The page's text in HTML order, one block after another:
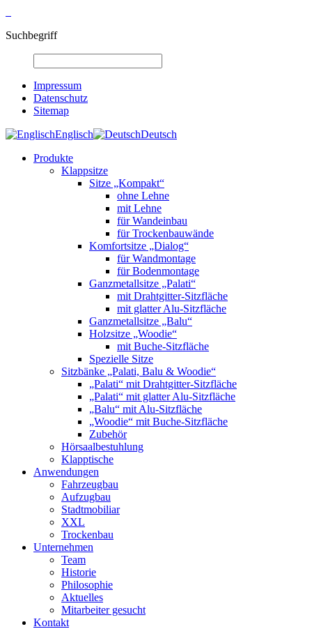
Suchbegriff
Impressum
Datenschutz
Sitemap
Englisch
Deutsch
Produkte
Klappsitze
Sitze „Kompakt“
ohne Lehne
mit Lehne
für Wandeinbau
für Trockenbauwände
Komfortsitze „Dialog“
für Wandmontage
für Bodenmontage
Ganzmetallsitze „Palati“
mit Drahtgitter-Sitzfläche
mit glatter Alu-Sitzfläche
Ganzmetallsitze „Balu“
Holzsitze „Woodie“
mit Buche-Sitzfläche
Spezielle Sitze
Sitzbänke „Palati, Balu & Woodie“
„Palati“ mit Drahtgitter-Sitzfläche
„Palati“ mit glatter Alu-Sitzfläche
„Balu“ mit Alu-Sitzfläche
„Woodie“ mit Buche-Sitzfläche
Zubehör
Hörsaalbestuhlung
Klapptische
Anwendungen
Fahrzeugbau
Aufzugbau
Stadtmobiliar
XXL
Trockenbau
Unternehmen
Team
Historie
Philosophie
Aktuelles
Mitarbeiter gesucht
Kontakt